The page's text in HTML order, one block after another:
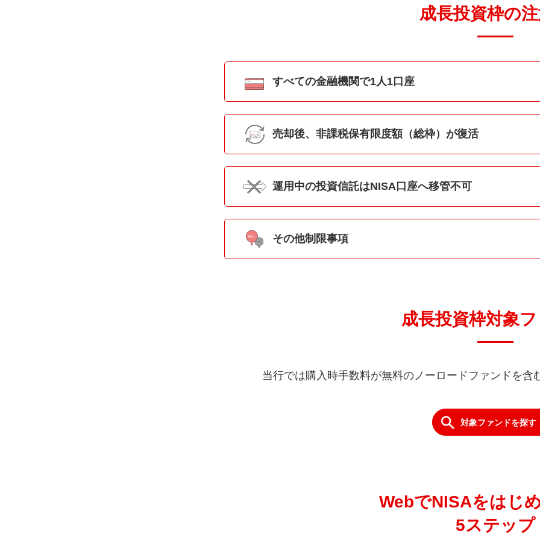
成長投資枠の
すべての金融機関で1人1口座
NISA口座は、すべての金融機関を通じて1人につき1口座しか開設
すが、金融機関変更は各年で可能です。
売却後、非課税保有限度額（総枠） が復活
例えば、年間の非課税投資枠上限360万円まで2024年から5年間投
短で2029年から非課税保有限度額（総枠）として120万円分再利用
運用中の投資信託はNISA口座へ移管不可
特定口座等で運用している投資信託を、NISA口座に移管することは
その他制限事項
株式投
成長投資枠対象
当行では購入時手数料が無料のノーロードファンドを含
対象ファンドを探す
WebでNISAをはじ
5ステップ